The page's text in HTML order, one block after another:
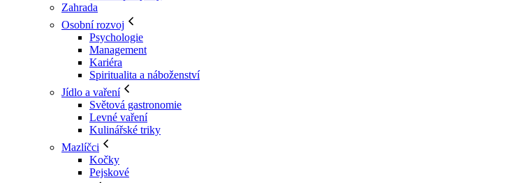
Zahrada
Osobní rozvoj
Psychologie
Management
Kariéra
Spiritualita a náboženství
Jídlo a vaření
Světová gastronomie
Levné vaření
Kulinářské triky
Mazlíčci
Kočky
Pejskové